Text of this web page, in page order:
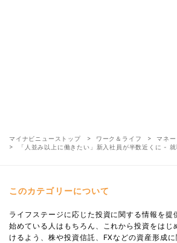
マイナビニューストップ ワーク＆ライフ
マネー
「人並み以上に働きたい」新入社員が半数近くに -
このカテゴリーについて
ライフステージに応じた投資に関する情報を提
始めている人はもちろん、これから投資をはじ
けるよう、株や投資信託、FXなどの資産形成